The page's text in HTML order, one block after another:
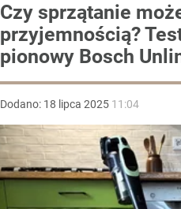
Czy sprzątanie
przyjemnością?
pionowy Bosch
Dodano: 18 lipca 2025 11:04